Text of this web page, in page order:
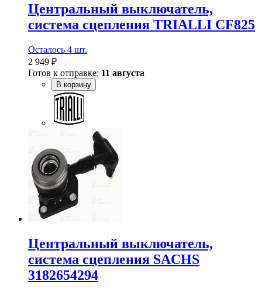
Центральный выключатель,
система сцепления TRIALLI CF825
Осталось 4 шт.
2 949 ₽
Готов к отправке: 11 августа
В корзину
Центральный выключатель,
система сцепления SACHS
3182654294